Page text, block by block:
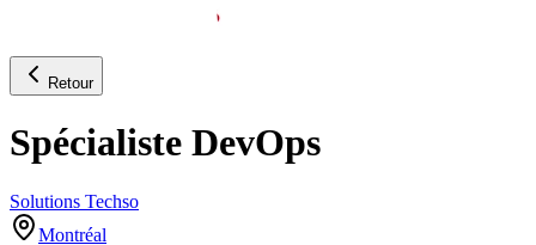
Retour
Spécialiste DevOps
Solutions Techso
Montréal